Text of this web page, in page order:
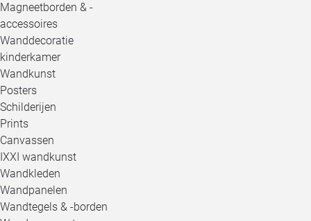
Magneetborden & -
accessoires
Wanddecoratie
kinderkamer
Wandkunst
Posters
Schilderijen
Prints
Canvassen
IXXI wandkunst
Wandkleden
Wandpanelen
Wandtegels & -borden